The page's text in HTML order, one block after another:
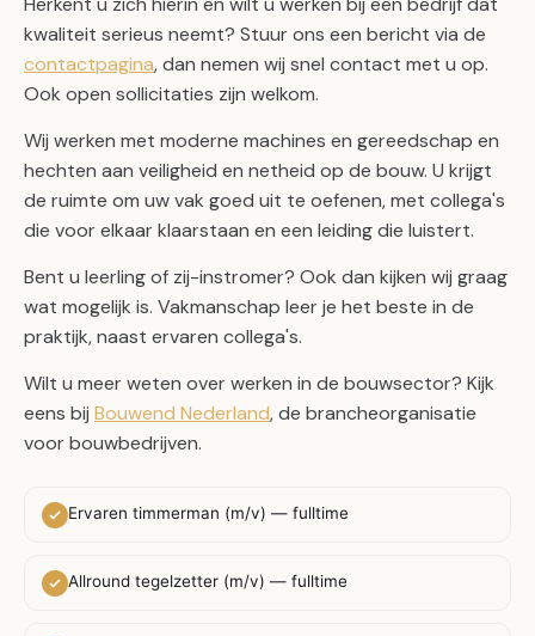
kwaliteit serieus neemt? Stuur ons een bericht via de
contactpagina, dan nemen wij snel contact met u op.
Ook open sollicitaties zijn welkom.
Wij werken met moderne machines en gereedschap en
hechten aan veiligheid en netheid op de bouw. U krijgt
de ruimte om uw vak goed uit te oefenen, met collega's
die voor elkaar klaarstaan en een leiding die luistert.
Bent u leerling of zij-instromer? Ook dan kijken wij graag
wat mogelijk is. Vakmanschap leer je het beste in de
praktijk, naast ervaren collega's.
Wilt u meer weten over werken in de bouwsector? Kijk
eens bij Bouwend Nederland, de brancheorganisatie
voor bouwbedrijven.
Ervaren timmerman (m/v) — fulltime
Allround tegelzetter (m/v) — fulltime